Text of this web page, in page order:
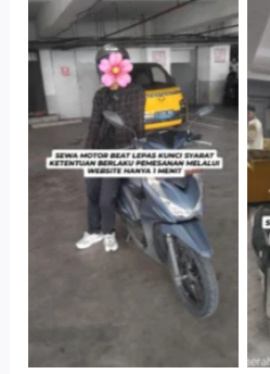
Cityplaza
Jatinegara Gedung
Parkir P6A